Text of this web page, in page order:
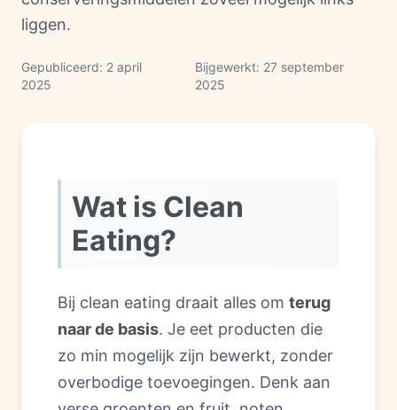
liggen.
Gepubliceerd: 2 april
2025
Bijgewerkt: 27 september
2025
Wat is Clean
Eating?
Bij clean eating draait alles om terug
naar de basis. Je eet producten die
zo min mogelijk zijn bewerkt, zonder
overbodige toevoegingen. Denk aan